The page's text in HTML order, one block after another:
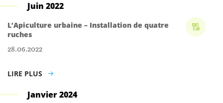
Juin 2022
L’Apiculture urbaine – Installation de quatre
ruches
28.06.2022
LIRE PLUS
Janvier 2024